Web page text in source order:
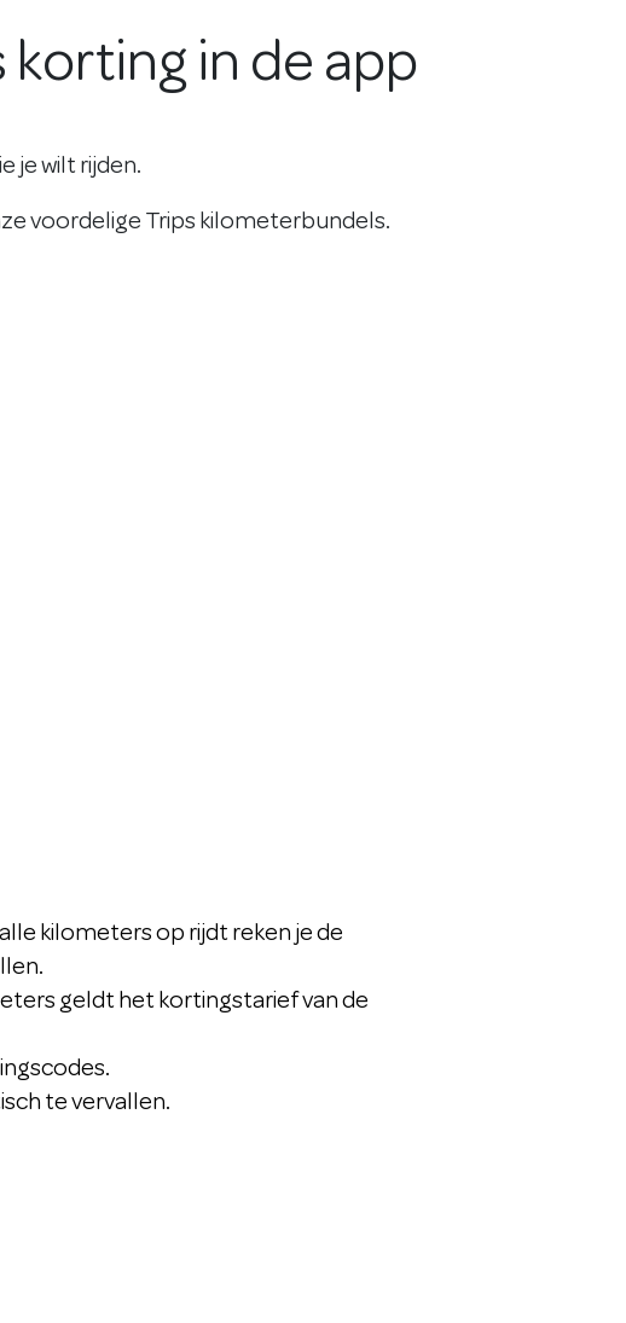
korting in de app
je wilt rijden.
voordelige Trips kilometerbundels.
kilometers op rijdt reken je de
geldt het kortingstarief van de
te vervallen.